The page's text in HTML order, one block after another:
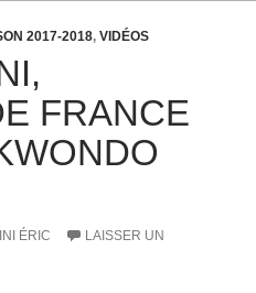
2017-2018, VIDÉOS
FRANCE
ÉRIC
LAISSER UN